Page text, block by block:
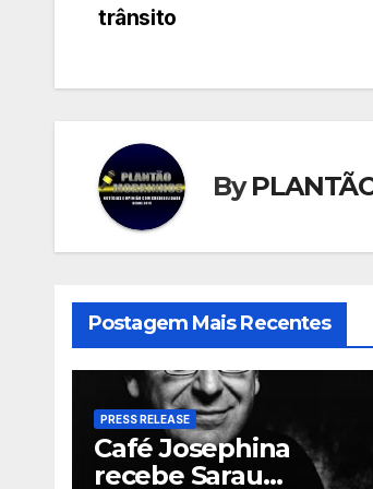
de
trânsito
By
Postagem Mais Recentes
PRESS RELEASE
Café Josephina
recebe Sarau